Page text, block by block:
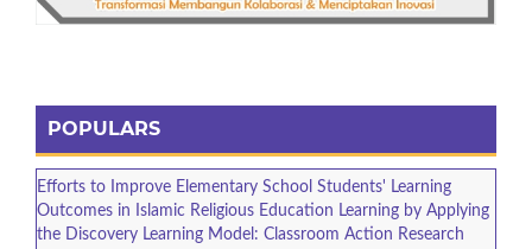
POPULARS
Efforts to Improve Elementary School Students' Learning
Outcomes in Islamic Religious Education Learning by Applying
the Discovery Learning Model: Classroom Action Research